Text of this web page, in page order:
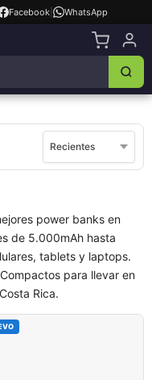
Facebook| WhatsApp
power banks en
de 5.000mAh hasta
tablets y laptops.
para llevar en
Rica.